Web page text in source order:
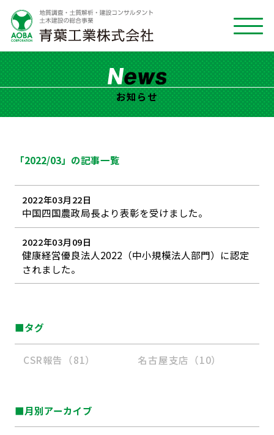
お知らせ
「2022/03」の記事一覧
2022年03月22日
中国四国農政局長より表彰を受けました。
2022年03月09日
健康経営優良法人2022（中小規模法人部門）に認定
されました。
■タグ
CSR報告（81） 名古屋支店（10）
■月別アーカイブ